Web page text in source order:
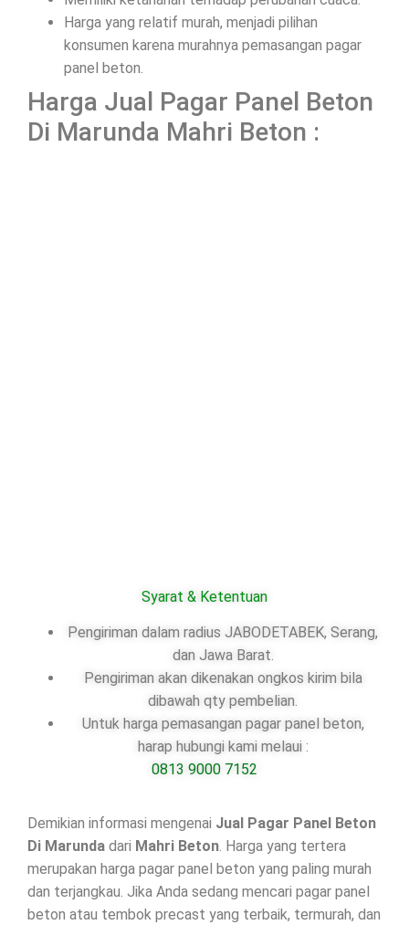
Harga yang relatif murah, menjadi pilihan
konsumen karena murahnya pemasangan pagar
panel beton.
Harga Jual Pagar Panel Beton
Di Marunda Mahri Beton :
Syarat & Ketentuan
Pengiriman dalam radius JABODETABEK, Serang,
dan Jawa Barat.
Pengiriman akan dikenakan ongkos kirim bila
dibawah qty pembelian.
Untuk harga pemasangan pagar panel beton,
harap hubungi kami melaui :
0813 9000 7152
Demikian informasi mengenai Jual Pagar Panel Beton
Di Marunda dari Mahri Beton. Harga yang tertera
merupakan harga pagar panel beton yang paling murah
dan terjangkau. Jika Anda sedang mencari pagar panel
beton atau tembok precast yang terbaik, termurah, dan